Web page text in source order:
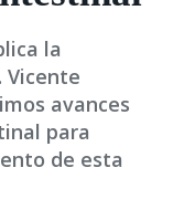
la
Vicente
avances
para
de esta